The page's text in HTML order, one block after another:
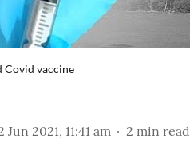
Covid vaccine
Jun 2021, 11:41 am 2 min read